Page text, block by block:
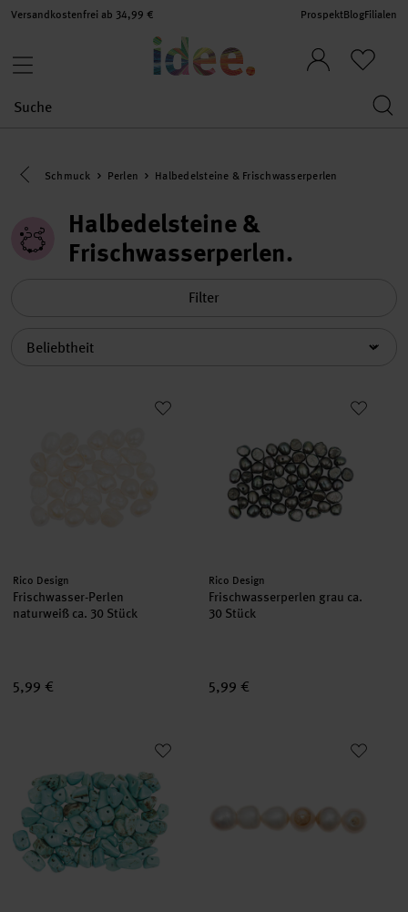
Versandkostenfrei ab 34,99 € ProspektBlogFilialen
Eine Kategorie zurück navigieren
Schmuck Perlen Halbedelsteine & Frischwasserperlen
Halbedelsteine &
Frischwasserperlen
Filter
Frischwasser-Perlen naturweiß ca. 30 Stück
Hersteller:
Rico Design
Frischwasser-Perlen
naturweiß ca. 30 Stück
5,99 €
Frischwasserperlen grau ca.
Hersteller:
Rico Design
Frischwasserperlen grau ca.
30 Stück
5,99 €
Halbedelstein Splitter 18g itoshii Süßwasserperlen natur